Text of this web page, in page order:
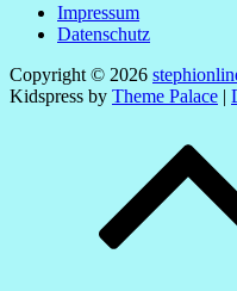
Impressum
Datenschutz
Copyright © 2026
Kidspress by Theme Palace |